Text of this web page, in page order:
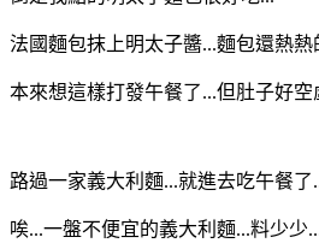
法國麵包抹上明太子醬...麵包還熱熱
本來想這樣打發午餐了...但肚子好空
路過一家義大利麵...就進去吃午餐了
唉...一盤不便宜的義大利麵...料少少